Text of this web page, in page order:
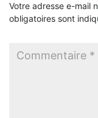
Votre adresse e-mail
obligatoires sont